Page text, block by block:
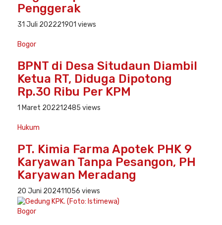
Penggerak
31 Juli 202221901 views
Bogor
BPNT di Desa Situdaun Diambil
Ketua RT, Diduga Dipotong
Rp.30 Ribu Per KPM
1 Maret 202212485 views
Hukum
PT. Kimia Farma Apotek PHK 9
Karyawan Tanpa Pesangon, PH
Karyawan Meradang
20 Juni 202411056 views
Bogor